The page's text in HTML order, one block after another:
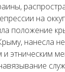
на
положение
нанесла
этническим